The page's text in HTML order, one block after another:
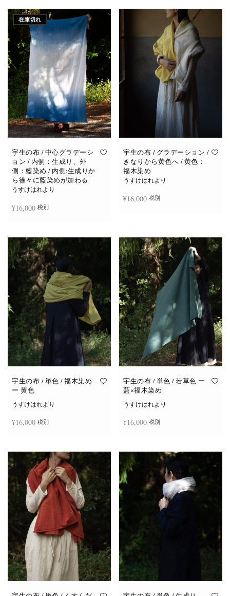
在庫切れ
宇生の布 / 中心グラデーシ
ョン / 内側：生成り、外
側：藍染め / 内側:生成りか
ら徐々に藍染めが加わる
うすけはれより
¥16,000 税別
宇生の布 / グラデーション /
きなりから黄色へ / 黄色：
福木染め
うすけはれより
¥16,000 税別
宇生の布 / 単色 / 福木染め
ー 黄色
うすけはれより
¥16,000 税別
宇生の布 / 単色 / 若草色 ー
藍×福木染め
うすけはれより
¥16,000 税別